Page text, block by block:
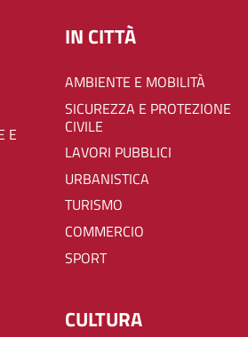
IN CITTÀ
AMBIENTE E MOBILITÀ
SICUREZZA E PROTEZIONE
CIVILE
LAVORI PUBBLICI
URBANISTICA
TURISMO
COMMERCIO
SPORT
CULTURA